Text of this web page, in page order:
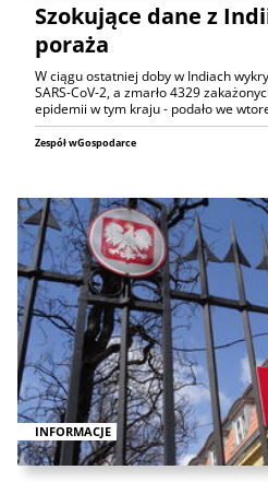
Szokujące dane z
poraża
W ciągu ostatniej doby w Indiach
SARS-CoV-2, a zmarło 4329
epidemii w tym kraju - podało we
Zespół wGospodarce
INFORMACJE